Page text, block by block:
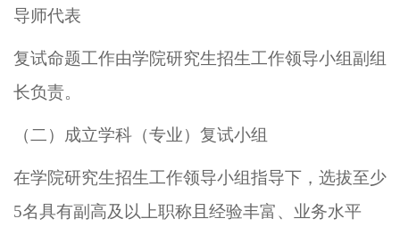
导师代表
复试命题工作由学院研究生招生工作领导小组副组
长负责。
（二）成立学科（专业）复试小组
在学院研究生招生工作领导小组指导下，选拔至少
5名具有副高及 以上职称且经验丰富、业务水平